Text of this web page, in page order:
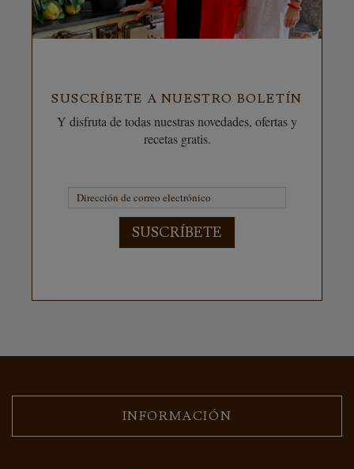
SUSCRÍBETE A NUESTRO BOLETÍN
Y disfruta de todas nuestras novedades, ofertas y
recetas gratis.
SUSCRÍBETE
INFORMACIÓN